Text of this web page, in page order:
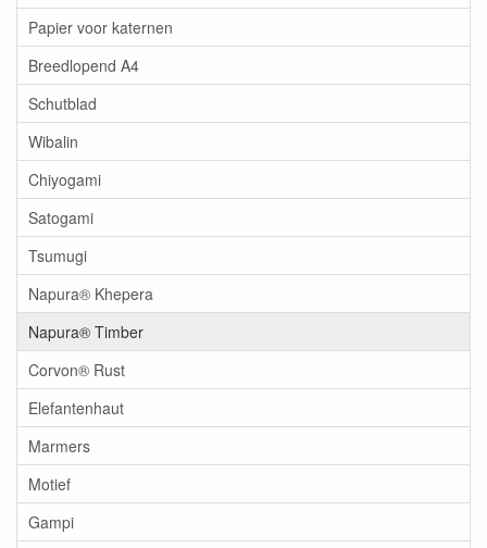
Papier voor katernen
Breedlopend A4
Schutblad
Wibalin
Chiyogami
Satogami
Tsumugi
Napura® Khepera
Napura® Timber
Corvon® Rust
Elefantenhaut
Marmers
Motief
Gampi